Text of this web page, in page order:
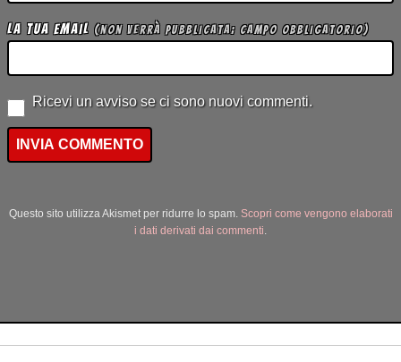
La tua Email (non verrà pubblicata; campo obbligatorio)
Ricevi un avviso se ci sono nuovi commenti.
Questo sito utilizza Akismet per ridurre lo spam. Scopri come vengono elaborati
i dati derivati dai commenti